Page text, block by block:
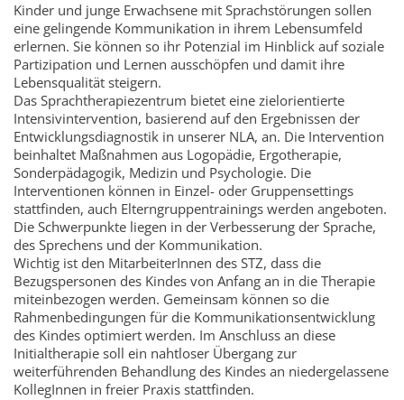
Kinder und junge Erwachsene mit Sprachstörungen sollen
eine gelingende Kommunikation in ihrem Lebensumfeld
erlernen. Sie können so ihr Potenzial im Hinblick auf soziale
Partizipation und Lernen ausschöpfen und damit ihre
Lebensqualität steigern.
Das Sprachtherapiezentrum bietet eine zielorientierte
Intensivintervention, basierend auf den Ergebnissen der
Entwicklungsdiagnostik in unserer NLA, an. Die Intervention
beinhaltet Maßnahmen aus Logopädie, Ergotherapie,
Sonderpädagogik, Medizin und Psychologie. Die
Interventionen können in Einzel- oder Gruppensettings
stattfinden, auch Elterngruppentrainings werden angeboten.
Die Schwerpunkte liegen in der Verbesserung der Sprache,
des Sprechens und der Kommunikation.
Wichtig ist den MitarbeiterInnen des STZ, dass die
Bezugspersonen des Kindes von Anfang an in die Therapie
miteinbezogen werden. Gemeinsam können so die
Rahmenbedingungen für die Kommunikationsentwicklung
des Kindes optimiert werden. Im Anschluss an diese
Initialtherapie soll ein nahtloser Übergang zur
weiterführenden Behandlung des Kindes an niedergelassene
KollegInnen in freier Praxis stattfinden.